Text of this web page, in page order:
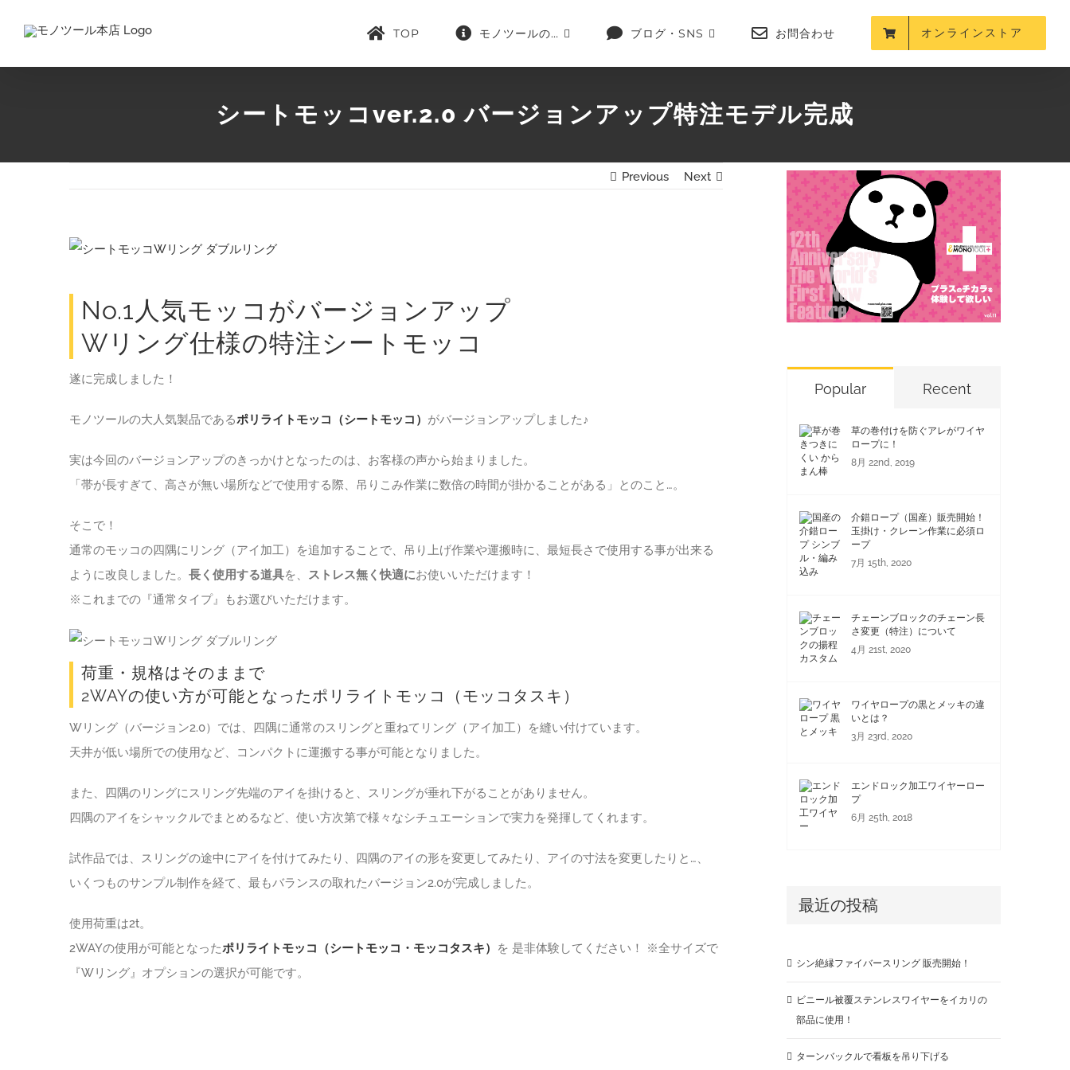
TOP モノツールの… ブログ・SNS お問合わせ オンラインストア
シートモッコver.2.0 バージョンアップ特注モデル完成
Previous Next
View
ImageNo.1人気モッコがバージョンアップ
Wリング仕様の特注シートモッコ
遂に完成しました！
モノツールの大人気製品であるポリライトモッコ（シートモッコ） がバージョンアップしました♪
実は今回のバージョンアップのきっかけとなったのは、お客様の声から始まりました。
「帯が長すぎて、高さが無い場所などで使用する際、吊りこみ作業に数倍の時間が掛かることがある」とのこと…。
そこで！
通常のモッコの四隅にリング（アイ加工）を追加することで、吊り上げ作業や運搬時に、最短長さで使用する事が出来る
ように改良しました。 長く使用する道具を、 ストレス無く快適にお使いいただけます！
※これまでの『通常タイプ』もお選びいただけます。
荷重・規格はそのままで
2WAYの使い方が可能となったポリライトモッコ（モッコタスキ）
Wリング（バージョン2.0）では、四隅に通常のスリングと重ねてリング（アイ加工）を縫い付けています。
天井が低い場所での使用など、コンパクトに運搬する事が可能となりました。
また、四隅のリングにスリング先端のアイを掛けると、スリングが垂れ下がることがありません。
四隅のアイをシャックルでまとめるなど、使い方次第で様々なシチュエーションで実力を発揮してくれます。
試作品では、スリングの途中にアイを付けてみたり、四隅のアイの形を変更してみたり、アイの寸法を変更したりと…、
いくつものサンプル制作を経て、最もバランスの取れたバージョン2.0が完成しました。
使用荷重は2t。
2WAYの使用が可能となったポリライトモッコ（シートモッコ・モッコタスキ）
を 是非体験してください！ ※全サイズで
『Wリング』オプションの選択が可能です。
Popular Recent
草の巻付けを防ぐアレがワイヤ
ロープに！
8月 22nd, 2019
介錯ロープ（国産）販売開始！
玉掛け・クレーン作業に必須ロ
ープ
7月 15th, 2020
チェーンブロックのチェーン長
さ変更（特注）について
4月 21st, 2020
ワイヤロープの黒とメッキの違
いとは？
3月 23rd, 2020
エンドロック加工ワイヤーロー
プ
6月 25th, 2018
最近の投稿
シン絶縁ファイバースリング 販売開始！
ビニール被覆ステンレスワイヤーをイカリの
部品に使用！
ターンバックルで看板を吊り下げる